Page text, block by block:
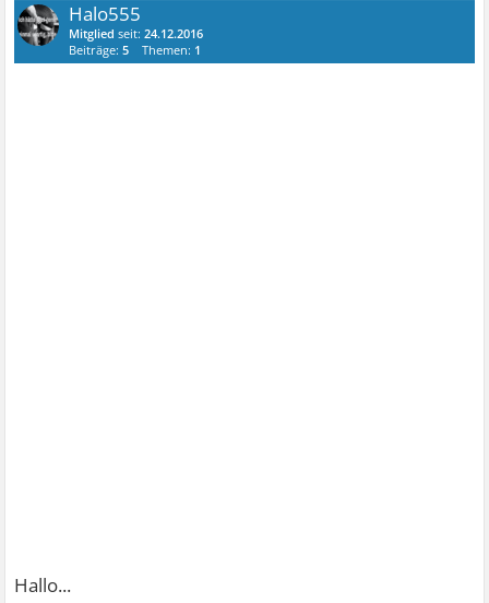
Halo555
Mitglied seit:24.12.2016
Beiträge:5 Themen: 1
Hallo...